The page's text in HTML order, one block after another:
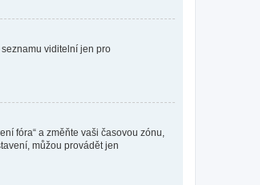
seznamu viditelní jen pro
fóra“ a změňte vaši časovou zónu,
můžou provádět jen